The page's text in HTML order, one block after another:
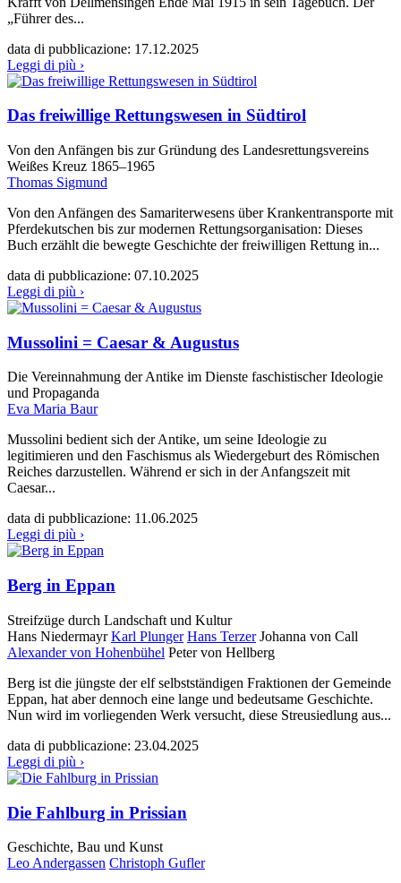
„Führer des...
data di pubblicazione: 17.12.2025
Leggi di più ›
Das freiwillige Rettungswesen in Südtirol
Von den Anfängen bis zur Gründung des Landesrettungsvereins
Weißes Kreuz 1865–1965
Thomas Sigmund
Von den Anfängen des Samariterwesens über Krankentransporte mit
Pferdekutschen bis zur modernen Rettungsorganisation: Dieses
Buch erzählt die bewegte Geschichte der freiwilligen Rettung in...
data di pubblicazione: 07.10.2025
Leggi di più ›
Mussolini = Caesar & Augustus
Die Vereinnahmung der Antike im Dienste faschistischer Ideologie
und Propaganda
Eva Maria Baur
Mussolini bedient sich der Antike, um seine Ideologie zu
legitimieren und den Faschismus als Wiedergeburt des Römischen
Reiches darzustellen. Während er sich in der Anfangszeit mit
Caesar...
data di pubblicazione: 11.06.2025
Leggi di più ›
Berg in Eppan
Streifzüge durch Landschaft und Kultur
Hans Niedermayr Karl Plunger Hans Terzer Johanna von Call
Alexander von Hohenbühel Peter von Hellberg
Berg ist die jüngste der elf selbstständigen Fraktionen der Gemeinde
Eppan, hat aber dennoch eine lange und bedeutsame Geschichte.
Nun wird im vorliegenden Werk versucht, diese Streusiedlung aus...
data di pubblicazione: 23.04.2025
Leggi di più ›
Die Fahlburg in Prissian
Geschichte, Bau und Kunst
Leo Andergassen Christoph Gufler